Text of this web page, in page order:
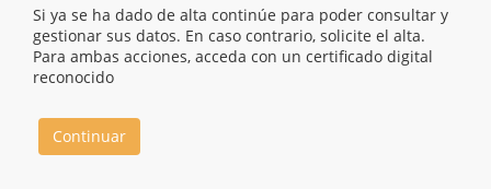
Si ya se ha dado de alta continúe para poder consultar y
gestionar sus datos. En caso contrario, solicite el alta.
Para ambas acciones, acceda con un certificado digital
reconocido
Continuar